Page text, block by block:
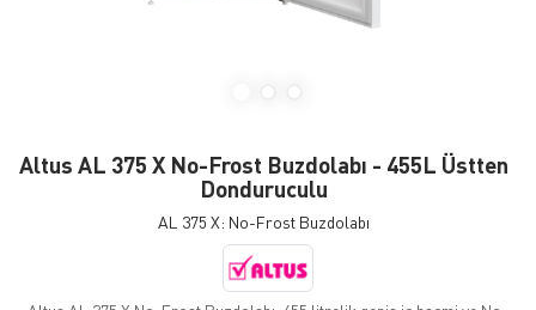
Altus AL 375 X No-Frost Buzdolabı - 455L Üstten
Donduruculu
AL 375 X: No-Frost Buzdolabı